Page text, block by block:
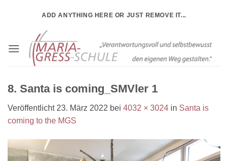
ADD ANYTHING HERE OR JUST REMOVE IT...
8. Santa is coming_SMVler 1
Veröffentlicht 23. März 2022 bei 4032 × 3024 in Santa is
coming to the MGS